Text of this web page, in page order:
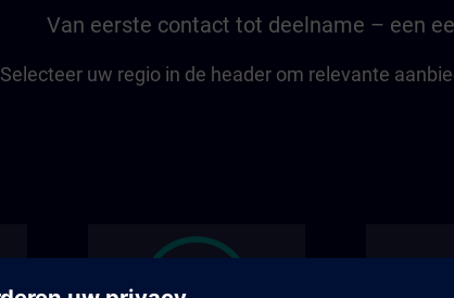
Van eerste contact tot deelname – een
Selecteer uw regio in de header om relevante